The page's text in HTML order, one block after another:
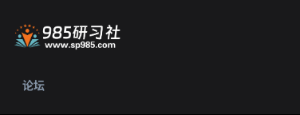
论坛